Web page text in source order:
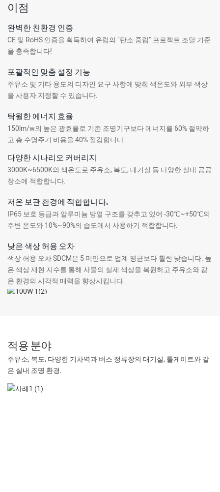
이점
완벽한 친환경 인증
CE 및 RoHS 인증을 획득하여 유럽의 "탄소 중립" 프로젝트 조달 기준
을 충족합니다!
포괄적인 맞춤 설정 기능
주유소 및 기타 용도의 디자인 요구 사항에 맞춰 색온도와 외부 색상
을 사용자 지정할 수 있습니다.
탁월한 에너지 효율
150lm/w의 높은 광효율로 기존 조명기구보다 에너지를 60% 절약하
고 총 수명주기 비용을 40% 절감합니다.
다양한 시나리오 커버리지
3000K~6500K의 색온도로 주유소, 복도, 대기실 등 다양한 실내 공공
장소에 적합합니다.
저온 보관 환경에 적합합니다.
IP65 보호 등급과 알루미늄 방열 구조를 갖추고 있어 -30℃~+50℃의
주변 온도와 10%~90%의 습도에서 사용하기 적합합니다.
낮은 색상 허용 오차
색상 허용 오차 SDCM은 5 미만으로 업계 평균보다 훨씬 낮습니다. 높
은 색상 재현 지수를 통해 사물의 실제 색상을 복원하고 주유소와 같
은 환경의 시각적 매력을 향상시킵니다.
적용 분야
주유소, 복도; 다양한 기차역과 버스 정류장의 대기실, 톨게이트와 같
은 실내 조명 환경.